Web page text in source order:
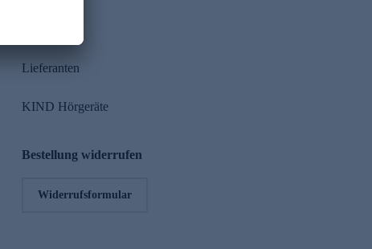
Lieferanten
KIND Hörgeräte
Bestellung widerrufen
Widerrufsformular